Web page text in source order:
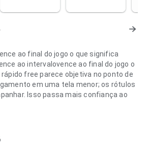
ao final do jogo o que significa
ao intervalovence ao final do jogo o
free parece objetiva no ponto de
em uma tela menor; os rótulos
Isso passa mais confiança ao
ao final do jogo o que significa
rápida no ponto de fluxo de
avaliações; o conteúdo é fácil de